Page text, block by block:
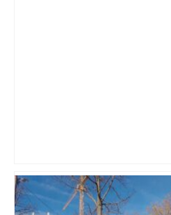
Toulouse : Mariée depuis
femme handicapée